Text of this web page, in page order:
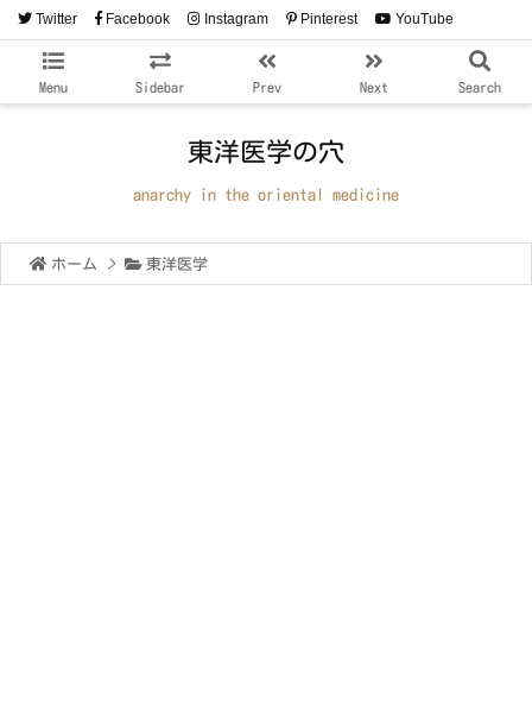
Menu Sidebar Prev Next Search
Twitter Facebook Instagram Pinterest YouTube
RSS
東洋医学の穴
anarchy in the oriental medicine
ホーム > 東洋医学